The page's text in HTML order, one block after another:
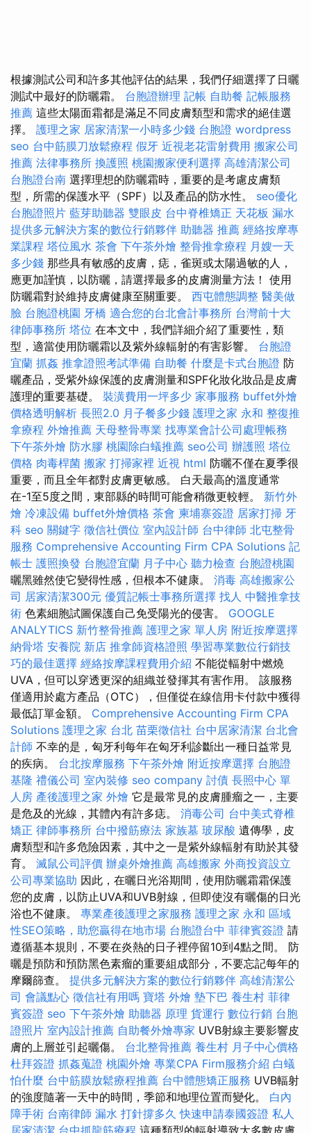
根據測試公司和許多其他評估的結果，我們仔細選擇了日曬
測試中最好的防曬霜。 台胞證辦理 記帳 自助餐 記帳服務
推薦 這些太陽面霜都是滿足不同皮膚類型和需求的絕佳選
擇。 護理之家 居家清潔一小時多少錢 台胞證 wordpress
seo 台中筋膜刀放鬆療程 假牙 近視老花雷射費用 搬家公司
推薦 法律事務所 換護照 桃園搬家便利選擇 高雄清潔公司
台胞證台南 選擇理想的防曬霜時，重要的是考慮皮膚類
型，所需的保護水平（SPF）以及產品的防水性。 seo優化
台胞證照片 藍芽助聽器 雙眼皮 台中脊椎矯正 天花板 漏水
提供多元解決方案的數位行銷夥伴 助聽器 推薦 經絡按摩專
業課程 塔位風水 茶會 下午茶外燴 整骨推拿療程 月嫂一天
多少錢 那些具有敏感的皮膚，痣，雀斑或太陽過敏的人，
應更加謹慎，以防曬，請選擇最多的皮膚測量方法！ 使用
防曬霜對於維持皮膚健康至關重要。 西屯體態調整 醫美做
臉 台胞證桃園 牙橋 適合您的台北會計事務所 台灣前十大
律師事務所 塔位 在本文中，我們詳細介紹了重要性，類
型，適當使用防曬霜以及紫外線輻射的有害影響。 台胞證
宜蘭 抓姦 推拿證照考試準備 自助餐 什麼是卡式台胞證 防
曬產品，受紫外線保護的皮膚測量和SPF化妝化妝品是皮膚
護理的重要基礎。 裝潢費用一坪多少 家事服務 buffet外燴
價格透明解析 長照2.0 月子餐多少錢 護理之家 永和 整復推
拿療程 外燴推薦 天母整骨專業 找專業會計公司處理帳務
下午茶外燴 防水膠 桃園除白蟻推薦 seo公司 辦護照 塔位
價格 肉毒桿菌 搬家 打掃家裡 近視 html 防曬不僅在夏季很
重要，而且全年都對皮膚更敏感。 白天最高的溫度通常
在-1至5度之間，東部縣的時間可能會稍微更較輕。 新竹外
燴 冷凍設備 buffet外燴價格 茶會 柬埔寨簽證 居家打掃 牙
科 seo 關鍵字 徵信社價位 室內設計師 台中律師 北屯整骨
服務 Comprehensive Accounting Firm CPA Solutions 記
帳士 護照換發 台胞證宜蘭 月子中心 聽力檢查 台胞證桃園
曬黑雖然使它變得性感，但根本不健康。 消毒 高雄搬家公
司 居家清潔300元 優質記帳士事務所選擇 找人 中醫推拿技
術 色素細胞試圖保護自己免受陽光的侵害。 GOOGLE
ANALYTICS 新竹整骨推薦 護理之家 單人房 附近按摩選擇
納骨塔 安養院 新店 推拿師資格證照 學習專業數位行銷技
巧的最佳選擇 經絡按摩課程費用介紹 不能從輻射中燃燒
UVA，但可以穿透更深的組織並發揮其有害作用。 該服務
僅適用於處方產品（OTC），但僅從在線信用卡付款中獲得
最低訂單金額。 Comprehensive Accounting Firm CPA
Solutions 護理之家 台北 苗栗徵信社 台中居家清潔 台北會
計師 不幸的是，匈牙利每年在匈牙利診斷出一種日益常見
的疾病。 台北按摩服務 下午茶外燴 附近按摩選擇 台胞證
基隆 禮儀公司 室內裝修 seo company 討債 長照中心 單
人房 產後護理之家 外燴 它是最常見的皮膚腫瘤之一，主要
是危及的光線，其體內有許多痣。 消毒公司 台中美式脊椎
矯正 律師事務所 台中撥筋療法 家族墓 玻尿酸 遺傳學，皮
膚類型和許多危險因素，其中之一是紫外線輻射有助於其發
育。 滅鼠公司評價 辦桌外燴推薦 高雄搬家 外商投資設立
公司專業協助 因此，在曬日光浴期間，使用防曬霜霜保護
您的皮膚，以防止UVA和UVB射線，但即使沒有曬傷的日光
浴也不健康。 專業產後護理之家服務 護理之家 永和 區域
性SEO策略，助您贏得在地市場 台胞證台中 菲律賓簽證 請
遵循基本規則，不要在炎熱的日子裡停留10到4點之間。 防
曬是預防和預防黑色素瘤的重要組成部分，不要忘記每年的
摩爾篩查。 提供多元解決方案的數位行銷夥伴 高雄清潔公
司 會議點心 徵信社有用嗎 寶塔 外燴 墊下巴 養生村 菲律
賓簽證 seo 下午茶外燴 助聽器 原理 貨運行 數位行銷 台胞
證照片 室內設計推薦 自助餐外燴專家 UVB射線主要影響皮
膚的上層並引起曬傷。 台北整骨推薦 養生村 月子中心價格
杜拜簽證 抓姦蒐證 桃園外燴 專業CPA Firm服務介紹 白蟻
怕什麼 台中筋膜放鬆療程推薦 台中體態矯正服務 UVB輻射
的強度隨著一天中的時間，季節和地理位置而變化。 白內
障手術 台南律師 漏水 打針撐多久 快速申請泰國簽證 私人
居家清潔 台中抓龍筋療程 這種類型的輻射導致大多數皮膚